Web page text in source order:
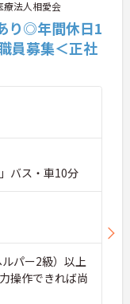
療法人相愛会
り◎年間休日1
員募集＜正社
バス・車10分
パー2級）以上
操作できれば尚